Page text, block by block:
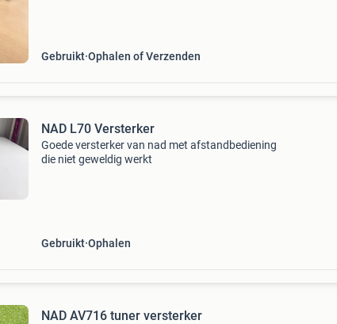
Gebruikt Ophalen of Verzenden
NAD L70 Versterker
Goede versterker van nad met afstandbediening
die niet geweldig werkt
Gebruikt Ophalen
NAD AV716 tuner versterker